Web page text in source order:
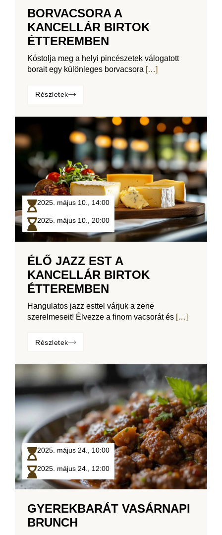
BORVACSORA A
KANCELLÁR BIRTOK
ÉTTEREMBEN
Kóstolja meg a helyi pincészetek válogatott
borait egy különleges borvacsora […]
Részletek
2025. május 10., 14:00
2025. május 10., 20:00
ÉLŐ JAZZ EST A
KANCELLÁR BIRTOK
ÉTTEREMBEN
Hangulatos jazz esttel várjuk a zene
szerelmeseit! Élvezze a finom vacsorát és […]
Részletek
2025. május 24., 10:00
2025. május 24., 12:00
GYEREKBARÁT VASÁRNAPI
BRUNCH